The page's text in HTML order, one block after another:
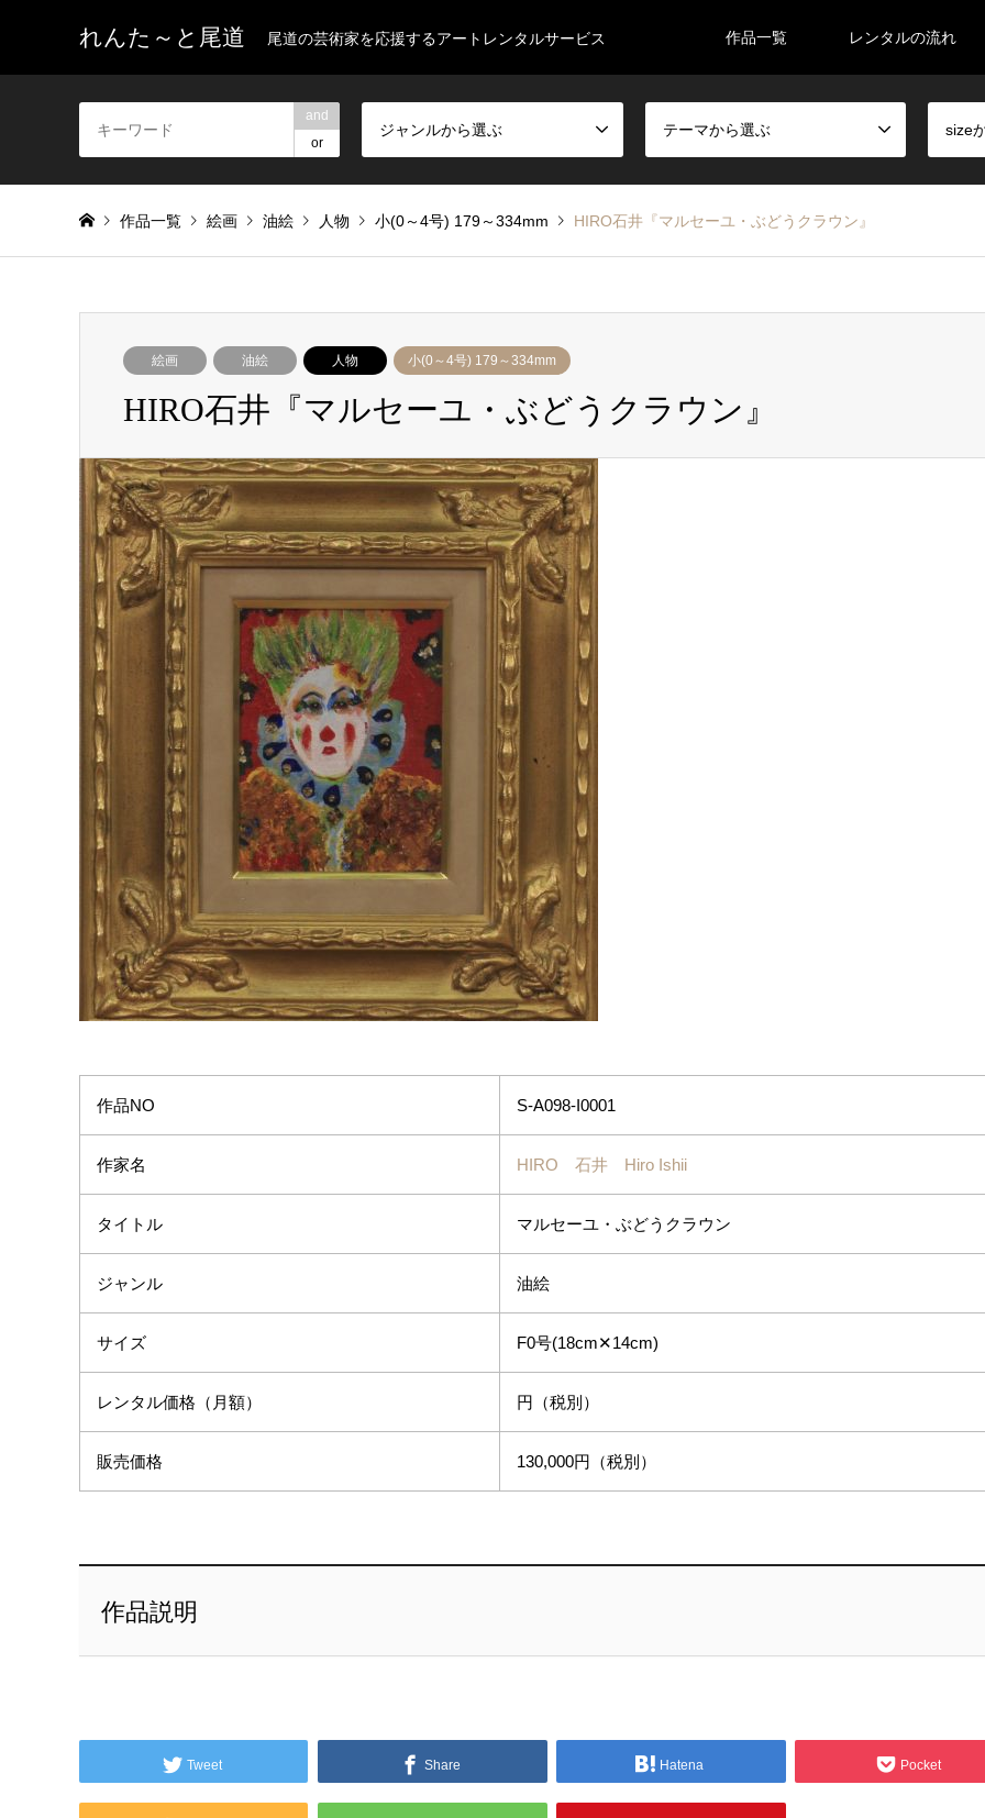
れんた～と尾道 尾道の芸術家を応援するアートレンタルサービス 作品一覧 レンタルの流れ
and
or
ジャンルから選ぶ テーマから選ぶ size
作品一覧 絵画 油絵 人物 小(0～4号) 179～334mm HIRO石井『マルセーユ・ぶどうクラウン』
絵画 油絵 人物 小(0～4号) 179～334mm
HIRO石井『マルセーユ・ぶどうクラウン』
作品NO S-A098-I0001
作家名 HIRO 石井 Hiro Ishii
タイトル マルセーユ・ぶどうクラウン
ジャンル 油絵
サイズ F0号(18cm✕14cm)
レンタル価格（月額） 円（税別）
販売価格 130,000円（税別）
作品説明
Tweet Share Hatena Pocket